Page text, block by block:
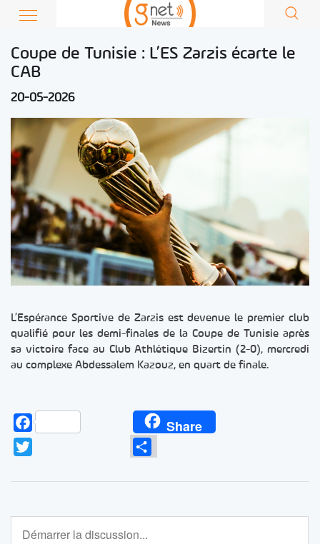
Coupe de Tunisie : L’ES Zarzis écarte le
CAB
20-05-2026
L’Espérance Sportive de Zarzis est devenue le premier club
qualifié pour les demi-finales de la Coupe de Tunisie après
sa victoire face au Club Athlétique Bizertin (2-0), mercredi
au complexe Abdessalem Kazouz, en quart de finale.
Facebook Share